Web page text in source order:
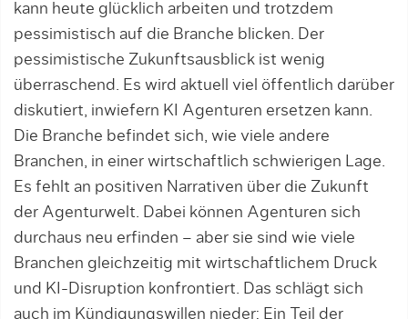
kann heute glücklich arbeiten und trotzdem
pessimistisch auf die Branche blicken. Der
pessimistische Zukunftsausblick ist wenig
überraschend. Es wird aktuell viel öffentlich darüber
diskutiert, inwiefern KI Agenturen ersetzen kann.
Die Branche befindet sich, wie viele andere
Branchen, in einer wirtschaftlich schwierigen Lage.
Es fehlt an positiven Narrativen über die Zukunft
der Agenturwelt. Dabei können Agenturen sich
durchaus neu erfinden – aber sie sind wie viele
Branchen gleichzeitig mit wirtschaftlichem Druck
und KI-Disruption konfrontiert. Das schlägt sich
auch im Kündigungswillen nieder: Ein Teil der